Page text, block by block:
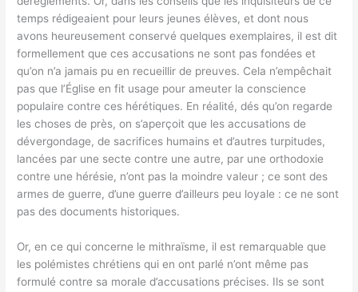
temps rédigeaient pour leurs jeunes élèves, et dont nous
avons heureusement conservé quelques exemplaires, il est dit
formellement que ces accusations ne sont pas fondées et
qu’on n’a jamais pu en recueillir de preuves. Cela n’empêchait
pas que l’Église en fit usage pour ameuter la conscience
populaire contre ces hérétiques. En réalité, dés qu’on regarde
les choses de près, on s’aperçoit que les accusations de
dévergondage, de sacrifices humains et d’autres turpitudes,
lancées par une secte contre une autre, par une orthodoxie
contre une hérésie, n’ont pas la moindre valeur ; ce sont des
armes de guerre, d’une guerre d’ailleurs peu loyale : ce ne sont
pas des documents historiques.
Or, en ce qui concerne le mithraïsme, il est remarquable que
les polémistes chrétiens qui en ont parlé n’ont même pas
formulé contre sa morale d’accusations précises. Ils se sont